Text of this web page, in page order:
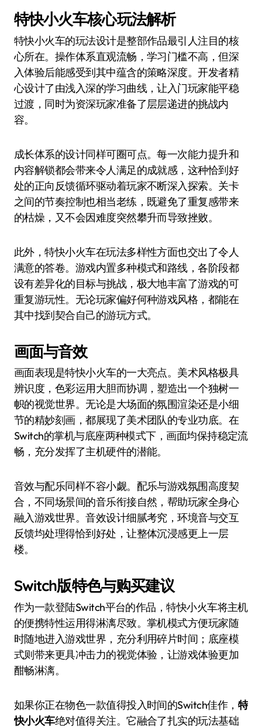
特快小火车核心玩法解析
特快小火车的玩法设计是整部作品最引人注目的核
心所在。操作体系直观流畅，学习门槛不高，但深
入体验后能感受到其中蕴含的策略深度。开发者精
心设计了由浅入深的学习曲线，让入门玩家能平稳
过渡，同时为资深玩家准备了层层递进的挑战内
容。
成长体系的设计同样可圈可点。每一次能力提升和
内容解锁都会带来令人满足的成就感，这种恰到好
处的正向反馈循环驱动着玩家不断深入探索。关卡
之间的节奏控制也相当老练，既避免了重复感带来
的枯燥，又不会因难度突然攀升而导致挫败。
此外，特快小火车在玩法多样性方面也交出了令人
满意的答卷。游戏内置多种模式和路线，各阶段都
设有差异化的目标与挑战，极大地丰富了游戏的可
重复游玩性。无论玩家偏好何种游戏风格，都能在
其中找到契合自己的游玩方式。
画面与音效
画面表现是特快小火车的一大亮点。美术风格极具
辨识度，色彩运用大胆而协调，塑造出一个独树一
帜的视觉世界。无论是大场面的氛围渲染还是小细
节的精妙刻画，都展现了美术团队的专业功底。在
Switch的掌机与底座两种模式下，画面均保持稳定流
畅，充分发挥了主机硬件的潜能。
音效与配乐同样不容小觑。配乐与游戏氛围高度契
合，不同场景间的音乐衔接自然，帮助玩家全身心
融入游戏世界。音效设计细腻考究，环境音与交互
反馈均处理得恰到好处，让整体沉浸感更上一层
楼。
Switch版特色与购买建议
作为一款登陆Switch平台的作品，特快小火车将主机
的便携特性运用得淋漓尽致。掌机模式方便玩家随
时随地进入游戏世界，充分利用碎片时间；底座模
式则带来更具冲击力的视觉体验，让游戏体验更加
酣畅淋漓。
如果你正在物色一款值得投入时间的Switch佳作， 特
快小火车绝对值得关注。它融合了扎实的玩法基础